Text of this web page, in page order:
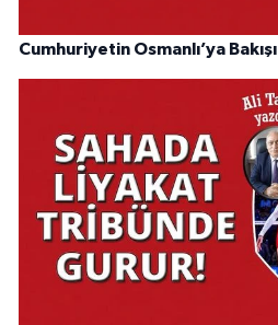
Cumhuriyetin Osmanlı’ya Bakışı